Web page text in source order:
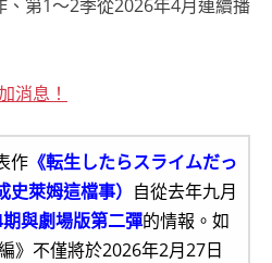
消息！
作 《転生したらスライムだっ
萊姆這檔事） 自從去年九月
與劇場版第二彈的情報。如
》不僅將於2026年2月27日